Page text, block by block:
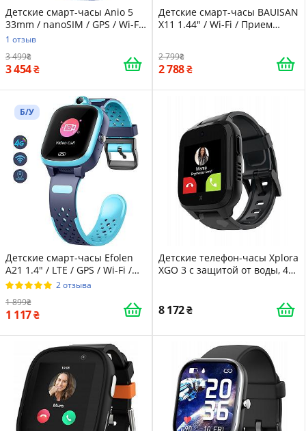
Детские смарт-часы Anio 5
33mm / nanoSIM / GPS / Wi-Fi
/ Bluetooth / Пылезащита
1 отзыв
3 499
3 454
Детские смарт-часы BAUISAN
X11 1.44" / Wi-Fi / Прием
2 799
2 788
Б/У
Детские смарт-часы Efolen
A21 1.4" / LTE / GPS / Wi-Fi /
Bluetooth 4.2 / Пылезащита
2 отзыва
1 899
1 117
Детские телефон-часы Xplora
XGO 3 с защитой от воды, 4G,
камера и шагомер Черный
8 172